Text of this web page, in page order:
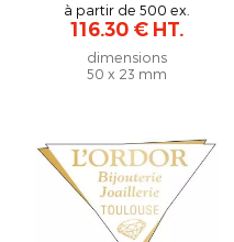
à partir de 500 ex.
116.30 € HT.
dimensions
50 x 23 mm